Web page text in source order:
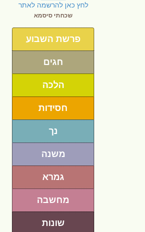
לחץ כאן להרשמה לאתר
שכחתי סיסמא
פרשת השבוע
חגים
הלכה
חסידות
נך
משנה
גמרא
מחשבה
שונות